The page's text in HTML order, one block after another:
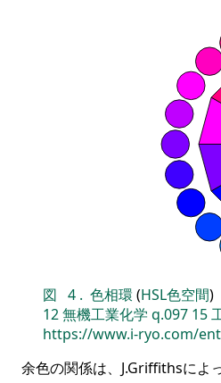
図 4 . 色相環 (HSL色空間)
12無機工業化学 q.097 15
https://www.i-ryo.com/
余色の関係は、J.Griffithsによ